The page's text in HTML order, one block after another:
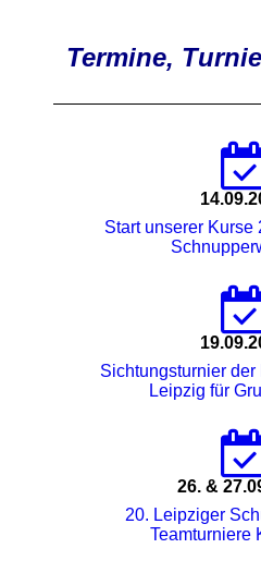
Termine,
Start unserer Kurse
Sichtungsturnier
Leipzig für
26. &
20. Leipziger
Teamturniere